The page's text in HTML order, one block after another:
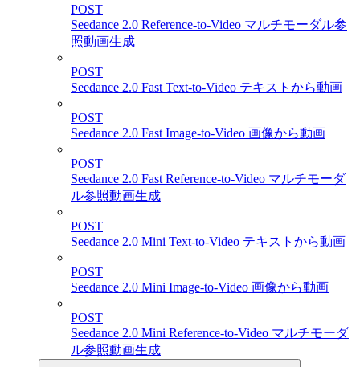
POST
Seedance 2.0 Reference-to-Video マルチモーダル参
照動画生成
POST
Seedance 2.0 Fast Text-to-Video テキストから動画
POST
Seedance 2.0 Fast Image-to-Video 画像から動画
POST
Seedance 2.0 Fast Reference-to-Video マルチモーダ
ル参照動画生成
POST
Seedance 2.0 Mini Text-to-Video テキストから動画
POST
Seedance 2.0 Mini Image-to-Video 画像から動画
POST
Seedance 2.0 Mini Reference-to-Video マルチモーダ
ル参照動画生成